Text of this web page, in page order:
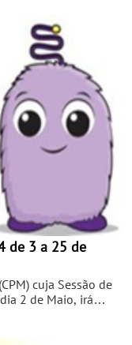
e Arch, duas
próximo fim-de-
da Malásia.
de 3 a 25 de
cuja Sessão de
2 de Maio, irá
nas várias regiões